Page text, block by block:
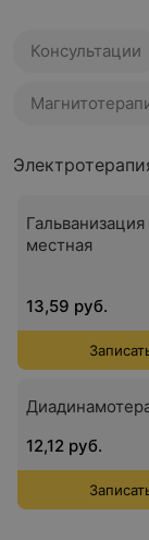
Консультации
местная
13,59 руб.
12,12 руб.